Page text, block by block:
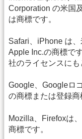
Corporation の米国
は商標です。
Safari、iPhone は
Apple Inc.の商標で
社のライセンスにも
Google、Googleロ
の商標または登録商
Mozilla、Firefoxは
商標です。